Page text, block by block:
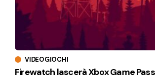
VIDEOGIOCHI
Firewatch lascerà Xbox Game